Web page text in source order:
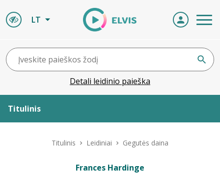
LT
Detali leidinio paieška
Titulinis
Titulinis Leidiniai Gegutės daina
Frances Hardinge